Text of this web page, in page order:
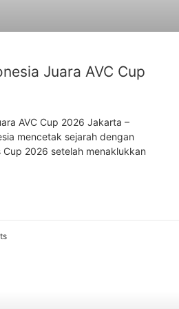
Juara AVC Cup
AVC Cup 2026 Jakarta –
mencetak sejarah dengan
Cup 2026 setelah menaklukkan